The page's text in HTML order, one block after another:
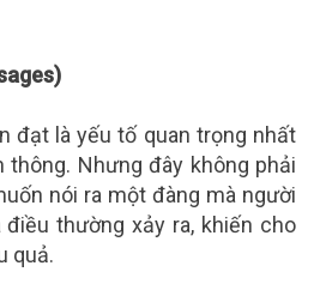
đạt là yếu tố quan trọng nhất
Nhưng đây không phải
nói ra một đàng mà người
thường xảy ra, khiến cho
quả.